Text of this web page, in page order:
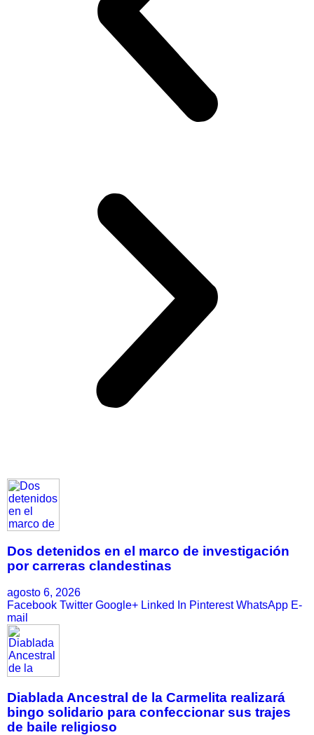
Dos detenidos en el marco de investigación
por carreras clandestinas
agosto 6, 2026
Facebook Twitter Google+ Linked In Pinterest WhatsApp E-
mail
Diablada Ancestral de la Carmelita realizará
bingo solidario para confeccionar sus trajes
de baile religioso